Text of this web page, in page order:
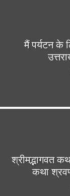
मैं पर्यटन के
श्रीमद्भागवत
कथा